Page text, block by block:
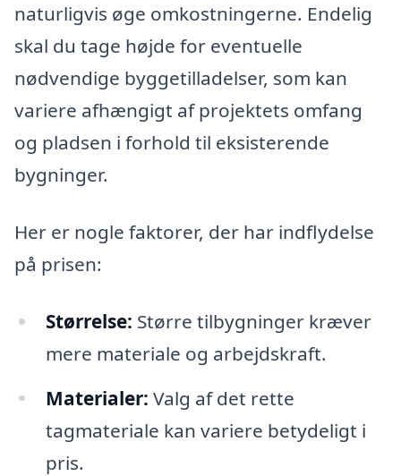
naturligvis øge omkostningerne. Endelig
skal du tage højde for eventuelle
nødvendige byggetilladelser, som kan
variere afhængigt af projektets omfang
og pladsen i forhold til eksisterende
bygninger.
Her er nogle faktorer, der har indflydelse
på prisen:
Størrelse: Større tilbygninger kræver
mere materiale og arbejdskraft.
Materialer: Valg af det rette
tagmateriale kan variere betydeligt i
pris.